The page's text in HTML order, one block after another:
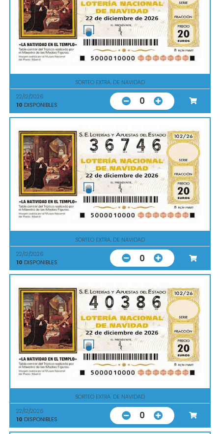
SORTEO EXTRA. DE NAVIDAD
22/12/2026
10 DISPONIBLES 0
SORTEO EXTRA. DE NAVIDAD
22/12/2026
10 DISPONIBLES 0
SORTEO EXTRA. DE NAVIDAD
22/12/2026
10 DISPONIBLES 0